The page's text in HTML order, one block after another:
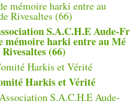
S.A.C.H.E Aude-Fr
mémoire harki entre au Mé
(66)
Harkis et Vérité